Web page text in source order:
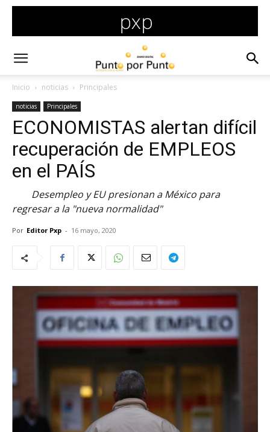
Inicio noticias Principales
noticias Principales
ECONOMISTAS alertan difícil
recuperación de EMPLEOS
en el PAÍS
Desempleo y EU presionan a México para
regresar a la "nueva normalidad"
Por Editor Pxp - 16 mayo, 2020